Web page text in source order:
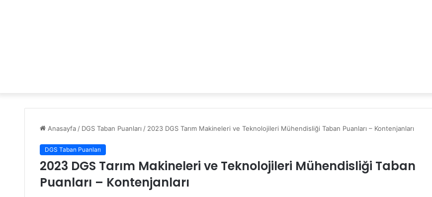
Anasayfa / DGS Taban Puanları / 2023 DGS Tarım Makineleri ve Teknolojileri Mühendisliği Taban Puanları – Kontenjanları
DGS Taban Puanları
2023 DGS Tarım Makineleri ve Teknolojileri Mühendisliği Taban
Puanları – Kontenjanları